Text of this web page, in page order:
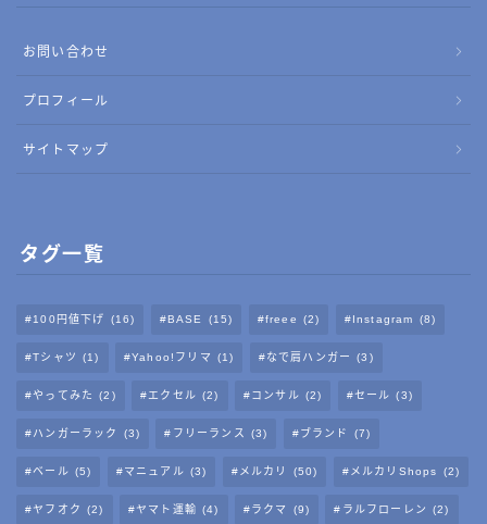
お問い合わせ
プロフィール
サイトマップ
タグ一覧
100円値下げ (16) BASE (15) freee (2) Instagram (8)
Tシャツ (1) Yahoo!フリマ (1) なで肩ハンガー (3)
やってみた (2) エクセル (2) コンサル (2) セール (3)
ハンガーラック (3) フリーランス (3) ブランド (7)
ベール (5) マニュアル (3) メルカリ (50) メルカリShops (2)
ヤフオク (2) ヤマト運輸 (4) ラクマ (9) ラルフローレン (2)